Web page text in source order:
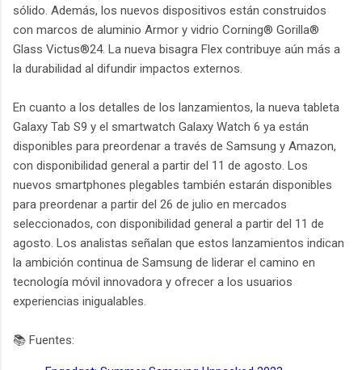
sólido. Además, los nuevos dispositivos están construidos
con marcos de aluminio Armor y vidrio Corning® Gorilla®
Glass Victus®24. La nueva bisagra Flex contribuye aún más a
la durabilidad al difundir impactos externos.
En cuanto a los detalles de los lanzamientos, la nueva tableta
Galaxy Tab S9 y el smartwatch Galaxy Watch 6 ya están
disponibles para preordenar a través de Samsung y Amazon,
con disponibilidad general a partir del 11 de agosto. Los
nuevos smartphones plegables también estarán disponibles
para preordenar a partir del 26 de julio en mercados
seleccionados, con disponibilidad general a partir del 11 de
agosto. Los analistas señalan que estos lanzamientos indican
la ambición continua de Samsung de liderar el camino en
tecnología móvil innovadora y ofrecer a los usuarios
experiencias inigualables.
📚 Fuentes: